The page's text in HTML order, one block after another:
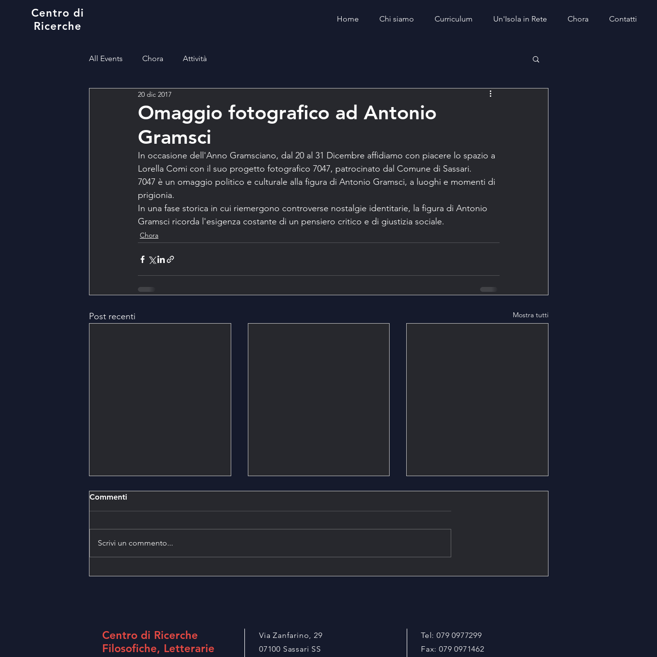
Centro di
Ricerche
Home Chi siamo Curriculum Un'Isola in Rete Chora Contatti
All Events Chora Attività
Omaggio fotografico ad Antonio
Gramsci
20 dic 2017
In occasione dell'Anno Gramsciano, dal 20 al 31 Dicembre affidiamo con piacere lo spazio a
Lorella Comi con il suo progetto fotografico 7047, patrocinato dal Comune di Sassari.
7047 è un omaggio politico e culturale alla figura di Antonio Gramsci, a luoghi e momenti di
prigionia.
In una fase storica in cui riemergono controverse nostalgie identitarie, la figura di Antonio
Gramsci ricorda l'esigenza costante di un pensiero critico e di giustizia sociale.
Chora
Post recenti Mostra tutti
FuoriTutto! InterAlia
Commenti
Scrivi un commento...
Centro di Ricerche
Filosofiche, Letterarie
Via Zanfarino, 29
07100 Sassari SS
Tel: 079 0977299
Fax: 079 0971462